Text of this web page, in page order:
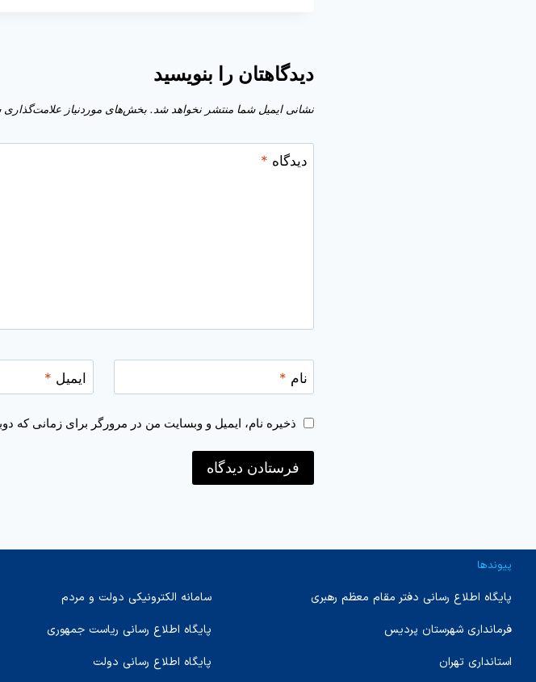
دیدگاهتان را بنویسید
نشانی ایمیل شما منتشر نخواهد شد. بخش‌های موردنیاز علامت‌گذاری
دیدگاه *
نام * ایمیل *
ذخیره نام، ایمیل و وبسایت من در مرورگر برای زمانی که
پیوندها
پایگاه اطلاع رسانی دفتر مقام معظم رهبری
فرمانداری شهرستان پردیس
استانداری تهران
سامانه الکترونیکی دولت و مردم
پایگاه اطلاع رسانی ریاست جمهوری
پایگاه اطلاع رسانی دولت